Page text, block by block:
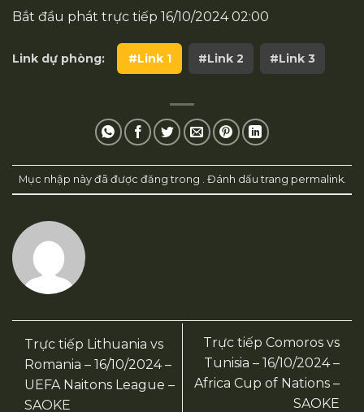
Bắt đầu phát trực tiếp 16/10/2024 02:00
Link dự phòng: #Link 1 #Link 2 #Link 3
Mục nhập này đã được đăng trong . Đánh dấu trang permalink.
Trực tiếp Lithuania vs
Romania – 16/10/2024 –
UEFA Naitons League –
SAOKE
Trực tiếp Comoros vs
Tunisia – 16/10/2024 –
Africa Cup of Nations –
SAOKE